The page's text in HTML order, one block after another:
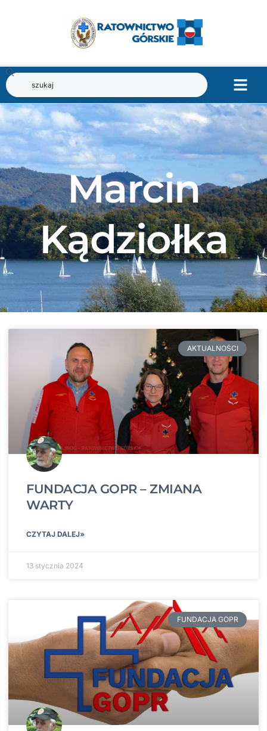
Marcin
Kądziołka
AKTUALNOŚCI
FUNDACJA GOPR – ZMIANA
WARTY
CZYTAJ DALEJ»
13 stycznia 2024
FUNDACJA GOPR